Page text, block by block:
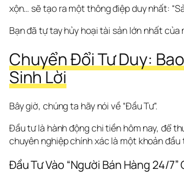
xộn… sẽ tạo ra một thông điệp duy nhất:
Bạn đã tự tay hủy hoại tài sản lớn nhất của
Chuyển Đổi Tư Duy:
Sinh Lời
Bây giờ, chúng ta hãy nói về “Đầu Tư”.
Đầu tư là hành động chi tiền hôm nay, để
chuyên nghiệp chính xác là một khoản đầu
Đầu Tư Vào “Người Bán Hàng 24/7”